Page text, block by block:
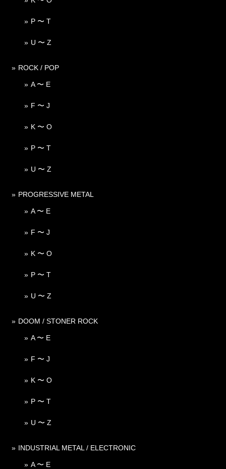
P 〜 T
U 〜 Z
ROCK / POP
A 〜 E
F 〜 J
K 〜 O
P 〜 T
U 〜 Z
PROGRESSIVE METAL
A 〜 E
F 〜 J
K 〜 O
P 〜 T
U 〜 Z
DOOM / STONER ROCK
A 〜 E
F 〜 J
K 〜 O
P 〜 T
U 〜 Z
INDUSTRIAL METAL / ELECTRONIC
A 〜 E